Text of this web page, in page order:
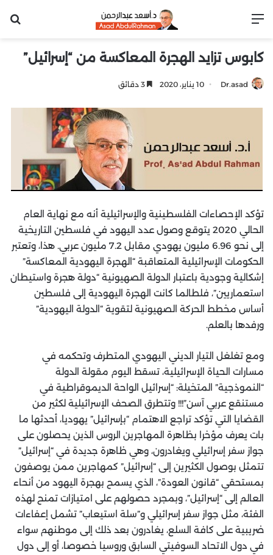
كابوس تزايد الهجرة المعاكسة من “إسرائيل”
Dr.asad 10 يناير، 2020
تؤكد الإحصاءات الفلسطينية والإسرائيلية أنه مع نهاية العام
الحالي 2020 يتوقع وصول عدد اليهود في فلسطين التاريخية
إلى نحو 6.96 مليون يهودي مقابل 7.2 مليون عربي. هذا، وتعتبر
الحكومات الإسرائيلية المتعاقبة “الهجرة اليهودية المعاكسة”
إشكالية وجودية باعتبار الدولة الصهيونية “دولة هجرة واستيطان
استعماريين”، فلطالما كانت الهجرة اليهودية إلى فلسطين
أساس مخطط الحركة الصهيونية لتقوية “الدولة اليهودية”
ورفدها بالعلم.
ومع تغلغل التيار الديني اليهودي المتطرف وتحكمه في
مسارات الحياة الإسرائيلية، تسقط اليوم مقولة الدولة
“النموذجية” المتخيلة: “إسرائيل الواحة الديموقراطية في
مستنقع عربي آسن”!!! وتتطرق الصحف الإسرائيلية لكثير من
القضايا التي تؤكد تراجع الاهتمام “بإسرائيل” يهوديا، أحدثها ما
بات يعرف مؤخرا بظاهرة المهاجرين الروس الذين يحصلون على
جواز سفر إسرائيلي ويغادرون، وهي ظاهرة جديدة في “إسرائيل”
تتمثل بوصول الكثيرين إلى “إسرائيل” كمهاجرين ممن يوصفون
بمستحقي “قانون العودة”، الذي يسمح بهجرة اليهود من أنحاء
العالم إلى “إسرائيل”، وبمجرد حصولهم على امتيازات تمنح لهذه
الفئة، مثل جواز سفر إسرائيلي و”سلة استيعاب” تشمل إعفاءات
ضريبية على كافة السلع، يغادرون بعد ذلك إلى موطنهم سواء
في دول الاتحاد السوفيتي السابق وروسيا خصوصا، أو إلى دول